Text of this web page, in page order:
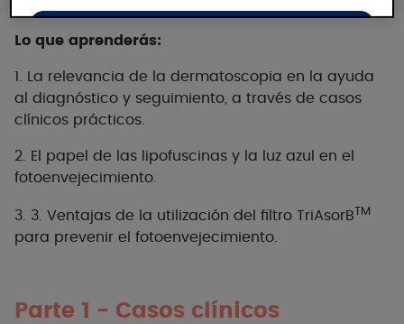
Lo que aprenderás:
1. La relevancia de la dermatoscopia en la ayuda
al diagnóstico y seguimiento, a través de casos
clínicos prácticos.
2. El papel de las lipofuscinas y la luz azul en el
fotoenvejecimiento
3. 3 . Ventajas de la utilización del filtro TriAsorBTM
para prevenir el fotoenvejecimiento
Parte 1 - Casos clínicos